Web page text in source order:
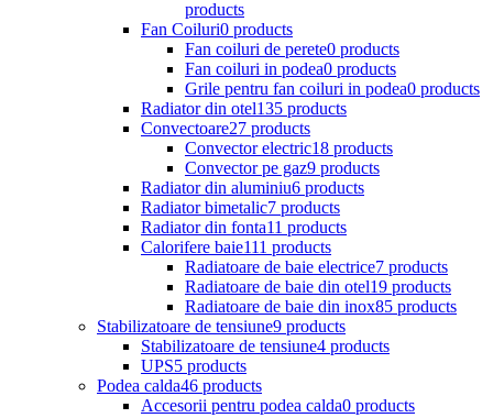
products
Fan Coiluri0 products
Fan coiluri de perete0 products
Fan coiluri in podea0 products
Grile pentru fan coiluri in podea0 products
Radiator din otel135 products
Convectoare27 products
Convector electric18 products
Convector pe gaz9 products
Radiator din aluminiu6 products
Radiator bimetalic7 products
Radiator din fonta11 products
Calorifere baie111 products
Radiatoare de baie electrice7 products
Radiatoare de baie din otel19 products
Radiatoare de baie din inox85 products
Stabilizatoare de tensiune9 products
Stabilizatoare de tensiune4 products
UPS5 products
Podea calda46 products
Accesorii pentru podea calda0 products